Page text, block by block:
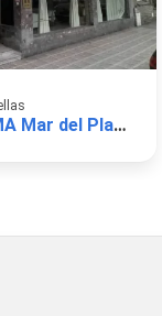
Hotel AOMA Mar del Plata